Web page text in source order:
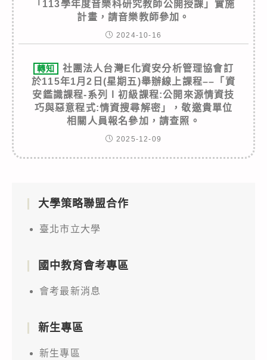
「113學年度音樂科研究教師公開授課」實施
計畫，請音樂教師參加。
2024-10-16
轉知
社團法人台灣E化資安分析管理協會訂
於115年1月2日(星期五)舉辦線上課程––「資
安鑑識課程-系列Ⅰ初級課程:公開來源情資技
巧與惡意程式:情資搜尋解密」，敬邀貴單位
相關人員報名參加，請查照。
2025-12-09
大學策略聯盟合作
臺北市立大學
國中教育會考專區
會考最新消息
新生專區
新生專區